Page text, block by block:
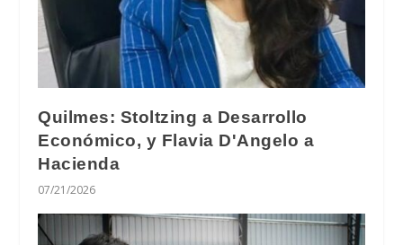
Quilmes: Stoltzing a Desarrollo
Económico, y Flavia D'Angelo a
Hacienda
07/21/2026